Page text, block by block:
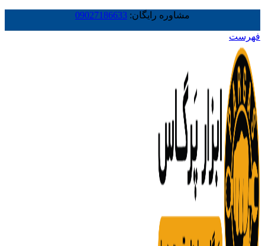
مشاوره رایگان: 09027186633
فهرست